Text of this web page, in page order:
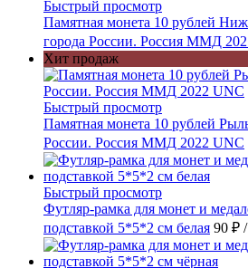
Быстрый просмотр
Памятная монета 10 рублей
города России. Россия ММД
Хит продаж
Быстрый просмотр
Памятная монета 10 рублей
России. Россия ММД 2022 UNC
Быстрый просмотр
Футляр-рамка для монет и
подставкой 5*5*2 см белая 90 ₽